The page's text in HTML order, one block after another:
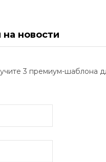
новости
3 премиум-шаблона